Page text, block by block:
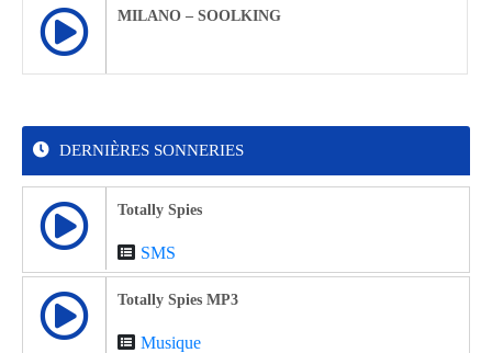
MILANO – SOOLKING
DERNIÈRES SONNERIES
Totally Spies
SMS
Totally Spies MP3
Musique